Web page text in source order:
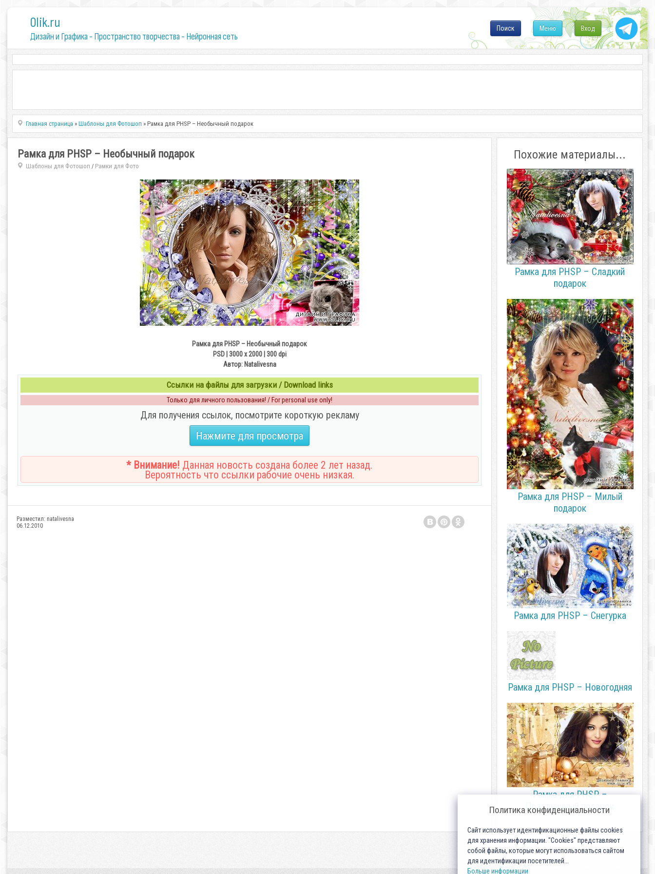
0lik.ru
Дизайн и Графика - Пространство творчества - Нейронная сеть
Вход
Меню
Поиск
Главная страница »Шаблоны для Фотошоп » Рамка для PHSP – Необычный подарок
Рамка для PHSP – Необычный подарок
Шаблоны для Фотошоп / Рамки для Фото
Рамка для PHSP – Необычный подарок
PSD | 3000 x 2000 | 300 dpi
Автор: Natalivesna
Ссылки на файлы для загрузки / Download links
Только для личного пользования! / For personal use only!
Для получения ссылок, посмотрите короткую рекламу
Нажмите для просмотра
* Внимание! Данная новость создана более 2 лет назад.
Вероятность что ссылки рабочие очень низкая.
Разместил: natalivesna
06.12.2010
Похожие материалы...
Рамка для PHSP – Сладкий
подарок
Рамка для PHSP – Милый
подарок
Рамка для PHSP – Снегурка
Рамка для PHSP – Новогодняя
Рамка для PHSP –
Праздничный подарок
Политика конфиденциальности
Сайт использует идентификационные файлы cookies
для хранения информации. "Cookies" представляют
собой файлы, которые могут использоваться сайтом
для идентификации посетителей...
Больше информации